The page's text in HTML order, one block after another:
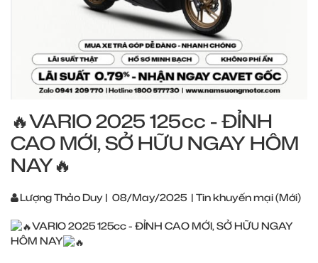
🔥VARIO 2025 125cc - ĐỈNH
CAO MỚI, SỞ HỮU NGAY HÔM
NAY🔥
Lượng Thảo Duy | 08/May/2025 | Tin khuyến mại (Mới)
VARIO 2025 125cc - ĐỈNH CAO MỚI, SỞ HỮU NGAY
HÔM NAY